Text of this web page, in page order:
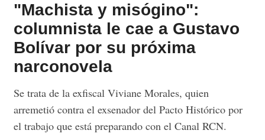
"Machista y misógino":
columnista le cae a Gustavo
Bolívar por su próxima
narconovela
Se trata de la exfiscal Viviane Morales, quien
arremetió contra el exsenador del Pacto Histórico por
el trabajo que está preparando con el Canal RCN.